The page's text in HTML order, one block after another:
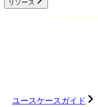
リソース
ユースケースガイド